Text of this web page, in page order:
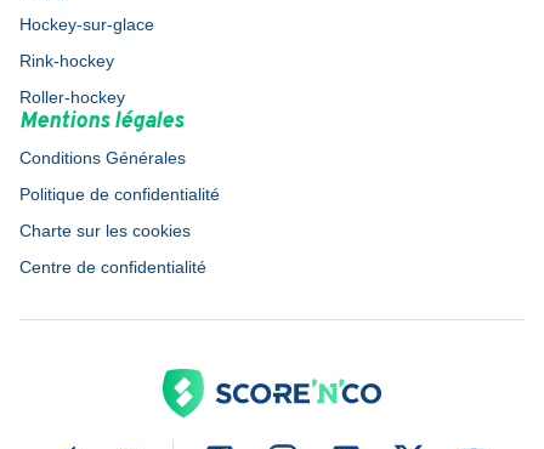
Hockey-sur-glace
Rink-hockey
Roller-hockey
Mentions légales
Conditions Générales
Politique de confidentialité
Charte sur les cookies
Centre de confidentialité